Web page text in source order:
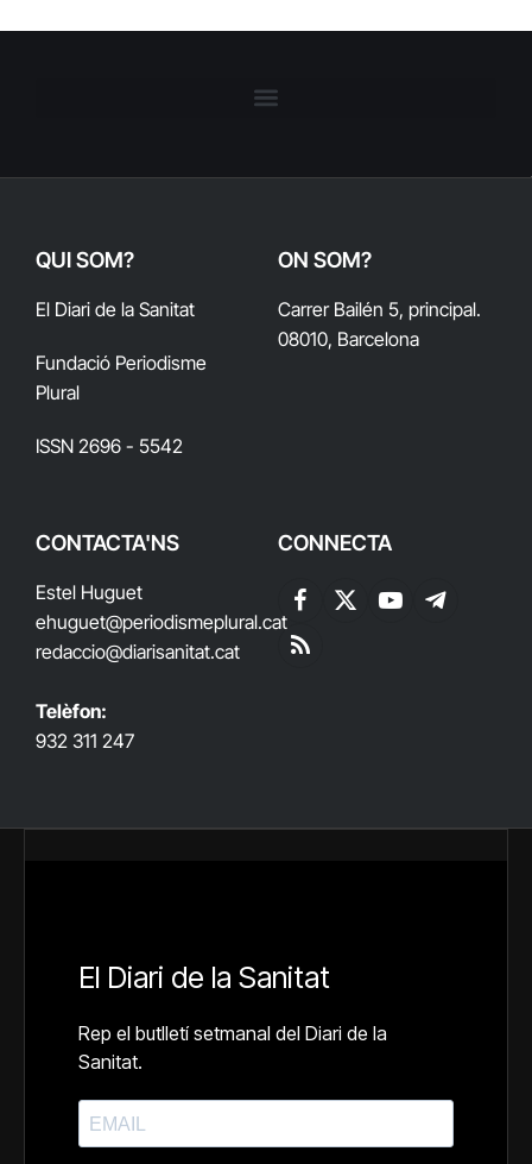
QUI SOM?
El Diari de la Sanitat
Fundació Periodisme
Plural
ISSN 2696 - 5542
ON SOM?
Carrer Bailén 5, principal.
08010, Barcelona
CONTACTA'NS
Estel Huguet
ehuguet@periodismeplural.cat
redaccio@diarisanitat.cat
Telèfon:
932 311 247
CONNECTA
Facebook
X
YouTubeTelegram
RSS